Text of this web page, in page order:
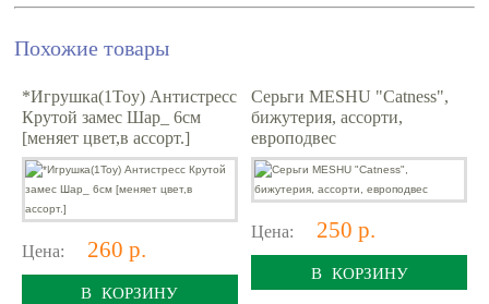
Похожие товары
*Игрушка(1Toy) Антистресс
Крутой замес Шар_ 6см
[меняет цвет,в ассорт.]
Цена: 260 р.
В КОРЗИНУ
Серьги MESHU "Catness",
бижутерия, ассорти,
европодвес
Цена: 250 р.
В КОРЗИНУ